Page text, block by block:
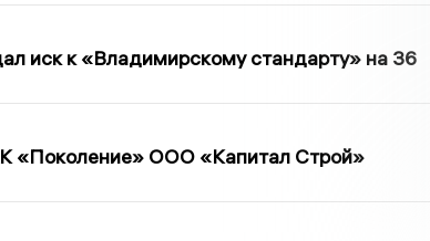
иск к «Владимирскому стандарту» на 36
«Поколение» ООО «Капитал Строй»